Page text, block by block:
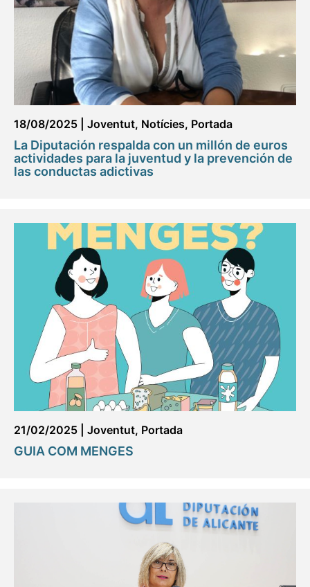
18/08/2025 Joventut, Notícies, Portada
La Diputación respalda con un millón de euros
actividades para la juventud y la prevención de
las conductas adictivas
21/02/2025 Joventut, Portada
GUIA COM MENGES